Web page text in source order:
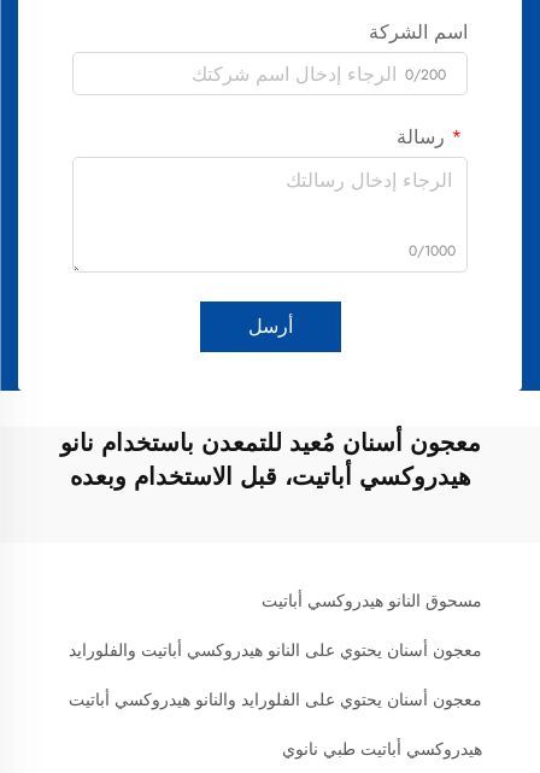
اسم الشركة
0/200
رسالة
0/1000
أرسل
معجون أسنان مُعيد للتمعدن باستخدام نانو
هيدروكسي أباتيت، قبل الاستخدام وبعده
مسحوق النانو هيدروكسي أباتيت
معجون أسنان يحتوي على النانو هيدروكسي أباتيت والفلورايد
معجون أسنان يحتوي على الفلورايد والنانو هيدروكسي أباتيت
هيدروكسي أباتيت طبي نانوي